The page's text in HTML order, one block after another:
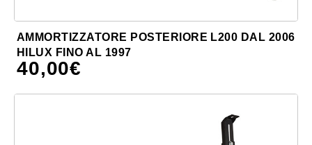
AMMORTIZZATORE POSTERIORE L200 DAL 2006
HILUX FINO AL 1997
40,00€